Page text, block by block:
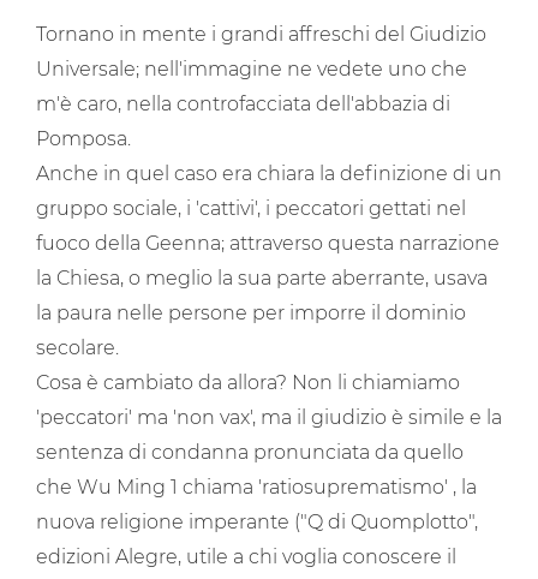
Tornano in mente i grandi affreschi del Giudizio
Universale; nell'immagine ne vedete uno che
m'è caro, nella controfacciata dell'abbazia di
Pomposa.
Anche in quel caso era chiara la definizione di un
gruppo sociale, i 'cattivi', i peccatori gettati nel
fuoco della Geenna; attraverso questa narrazione
la Chiesa, o meglio la sua parte aberrante, usava
la paura nelle persone per imporre il dominio
secolare.
Cosa è cambiato da allora? Non li chiamiamo
'peccatori' ma 'non vax', ma il giudizio è simile e la
sentenza di condanna pronunciata da quello
che Wu Ming 1 chiama 'ratiosuprematismo' , la
nuova religione imperante ("Q di Quomplotto",
edizioni Alegre, utile a chi voglia conoscere il